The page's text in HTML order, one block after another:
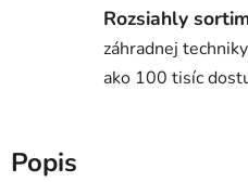
Rozsiahly
záhradnej
ako 100 tisíc
Popis